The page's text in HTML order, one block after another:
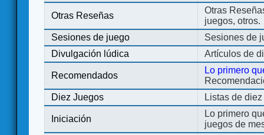
Otras Reseñas
Otras
juegos, otros.
Sesiones de juego
Sesiones de
Divulgación lúdica
Artículos de
Recomendados
Lo primero
Diez Juegos
Listas de
Iniciación
Lo primero
juegos de